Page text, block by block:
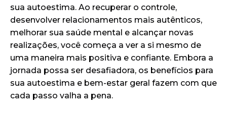
sua autoestima. Ao recuperar o controle,
desenvolver relacionamentos mais autênticos,
melhorar sua saúde mental e alcançar novas
realizações, você começa a ver a si mesmo de
uma maneira mais positiva e confiante. Embora a
jornada possa ser desafiadora, os benefícios para
sua autoestima e bem-estar geral fazem com que
cada passo valha a pena.